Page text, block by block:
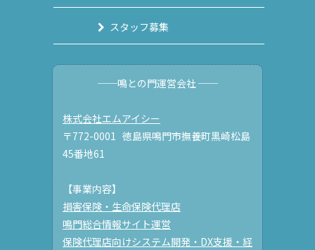
スタッフ募集
──鳴との門運営会社 ──
株式会社エムアイシー
〒772-0001 徳島県鳴門市撫養町黒崎松島
45番地61
【事業内容】
損害保険・生命保険代理店
鳴門総合情報サイト運営
保険代理店向けシステム開発・DX支援・経